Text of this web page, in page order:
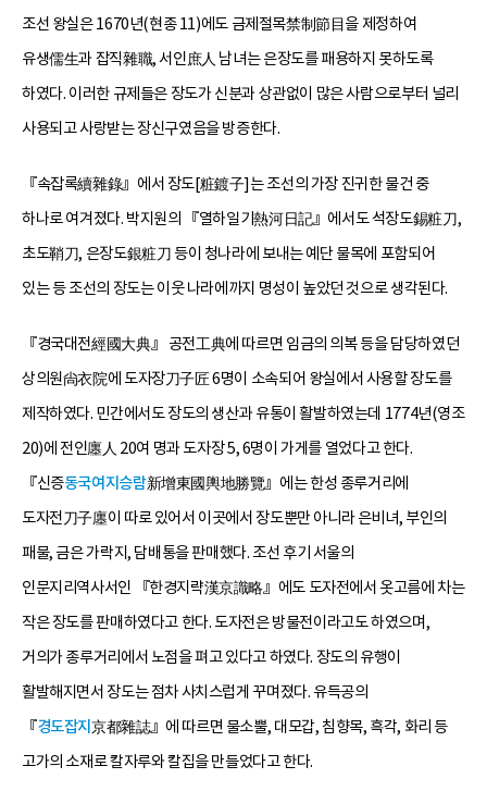
조선 왕실은 1670년(현종 11)에도 금제절목禁制節目을 제정하여
유생儒生과 잡직雜職, 서인庶人 남녀는 은장도를 패용하지 못하도록
하였다. 이러한 규제들은 장도가 신분과 상관없이 많은 사람으로부터 널리
사용되고 사랑받는 장신구였음을 방증한다.
『속잡록續雜錄』에서 장도[粧鍍子]는 조선의 가장 진귀한 물건 중
하나로 여겨졌다. 박지원의 『열하일기熱河日記』에서도 석장도錫粧刀,
초도鞘刀, 은장도銀粧刀 등이 청나라에 보내는 예단 물목에 포함되어
있는 등 조선의 장도는 이웃 나라에까지 명성이 높았던 것으로 생각된다.
『경국대전經國大典』 공전工典에 따르면 임금의 의복 등을 담당하였던
상의원尙衣院에 도자장刀子匠 6명이 소속되어 왕실에서 사용할 장도를
제작하였다. 민간에서도 장도의 생산과 유통이 활발하였는데 1774년(영조
20)에 전인廛人 20여 명과 도자장 5, 6명이 가게를 열었다고 한다.
『신증동국여지승람新增東國輿地勝覽』에는 한성 종루거리에
도자전刀子廛이 따로 있어서 이곳에서 장도뿐만 아니라 은비녀, 부인의
패물, 금은 가락지, 담배통을 판매했다. 조선 후기 서울의
인문지리역사서인 『한경지략漢京識略』에도 도자전에서 옷고름에 차는
작은 장도를 판매하였다고 한다. 도자전은 방물전이라고도 하였으며,
거의가 종루거리에서 노점을 펴고 있다고 하였다. 장도의 유행이
활발해지면서 장도는 점차 사치스럽게 꾸며졌다. 유득공의
『경도잡지京都雜誌』에 따르면 물소뿔, 대모갑, 침향목, 흑각, 화리 등
고가의 소재로 칼자루와 칼집을 만들었다고 한다.